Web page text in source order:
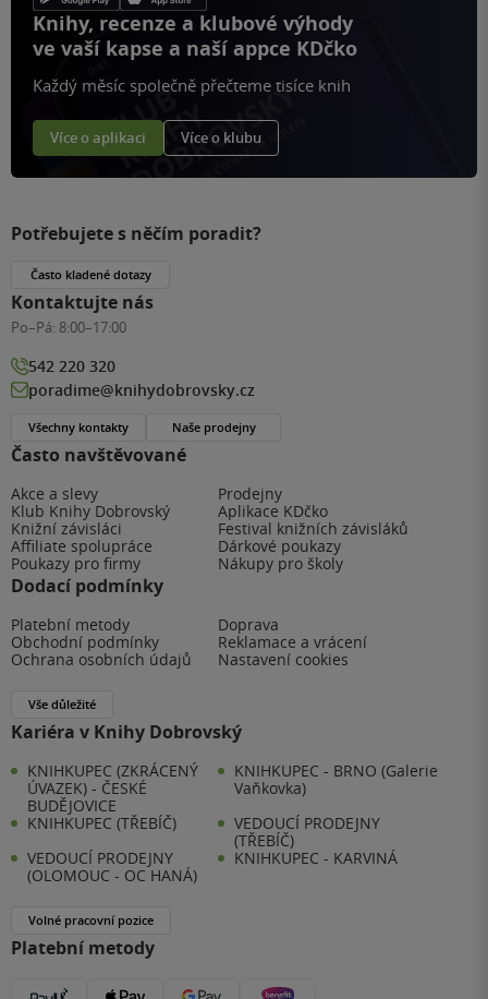
Knihy, recenze a klubové výhody
ve vaší kapse a naší appce KDčko
Každý měsíc společně přečteme tisíce knih
Více o aplikaci Více o klubu
Často navštěvované
Akce a slevy
Prodejny
Klub Knihy Dobrovský
Aplikace KDčko
Knižní závisláci
Festival knižních závisláků
Affiliate spolupráce
Dárkové poukazy
Poukazy pro firmy
Nákupy pro školy
Dodací podmínky
Platební metody
Doprava
Obchodní podmínky
Reklamace a vrácení
Ochrana osobních údajů
Nastavení cookies
Vše důležité
Kariéra v Knihy Dobrovský
KNIHKUPEC (ZKRÁCENÝ
ÚVAZEK) - ČESKÉ
BUDĚJOVICE
KNIHKUPEC - BRNO (Galerie
Vaňkovka)
KNIHKUPEC (TŘEBÍČ)
VEDOUCÍ PRODEJNY
(TŘEBÍČ)
VEDOUCÍ PRODEJNY
(OLOMOUC - OC HANÁ)
KNIHKUPEC - KARVINÁ
Volné pracovní pozice
Platební metody
Potřebujete s něčím poradit?
Často kladené dotazy
Kontaktujte nás
Po–Pá: 8:00–17:00
542 220 320
poradime@knihydobrovsky.cz
Všechny kontakty Naše prodejny